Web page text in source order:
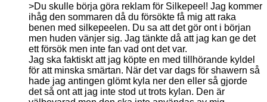
>Du skulle börja göra reklam för Silkepeel! Jag kommer
ihåg den sommaren då du försökte få mig att raka
benen med silkepeelen. Du sa att det gör ont i början
men huden vänjer sig. Jag tänkte då att jag kan ge det
ett försök men inte fan vad ont det var.
Jag ska faktiskt att jag köpte en med tillhörande kyldel
för att minska smärtan. När det var dags för shawern så
hade jag antingen glömt kyla ner den eller så gjorde
det så ont att jag inte stod ut trots kylan. Den är